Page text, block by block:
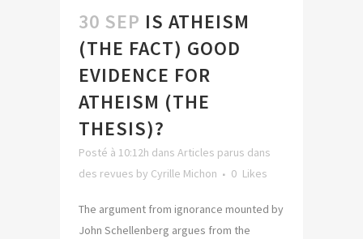
30 SEP IS ATHEISM
(THE FACT) GOOD
EVIDENCE FOR
ATHEISM (THE
THESIS)?
Posté à 10:12h dans Articles parus dans
des revues by Cyrille Michon 0 Likes
The argument from ignorance mounted by
John Schellenberg argues from the